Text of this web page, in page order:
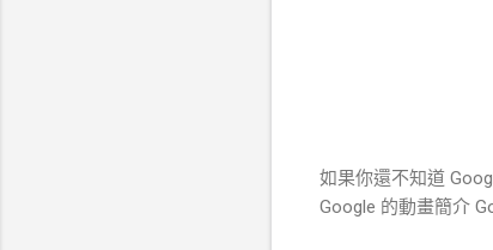
如果你還不知道
Google 的動畫簡介